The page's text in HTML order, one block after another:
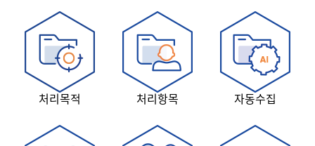
처리목적 처리항목 자동수집